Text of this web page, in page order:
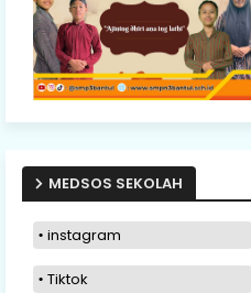
MEDSOS SEKOLAH
instagram
Tiktok